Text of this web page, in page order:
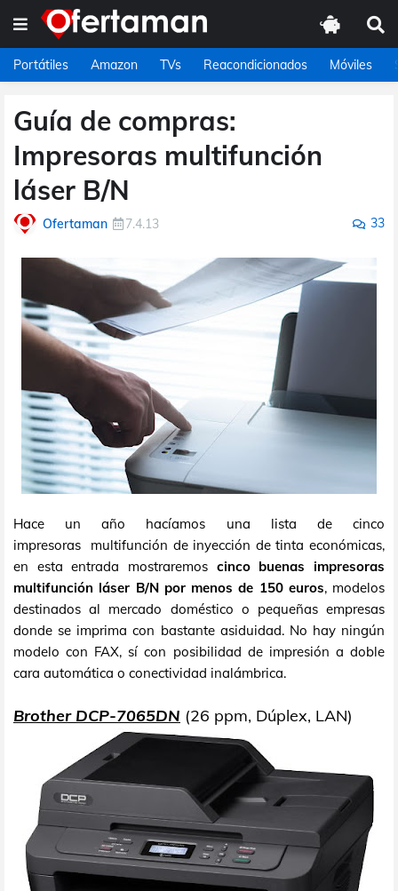
Portátiles Amazon TVs Reacondicionados Móviles
Guía de compras:
Impresoras multifunción
láser B/N
Ofertaman 7.4.13 33
Hace un año hacíamos una lista de cinco
impresoras multifunción de inyección de tinta económicas,
en esta entrada mostraremos cinco buenas impresoras
multifunción láser B/N por menos de 150 euros, modelos
destinados al mercado doméstico o pequeñas empresas
donde se imprima con bastante asiduidad. No hay ningún
modelo con FAX, sí con posibilidad de impresión a doble
cara automática o conectividad inalámbrica.
Brother DCP-7065DN (26 ppm, Dúplex, LAN)